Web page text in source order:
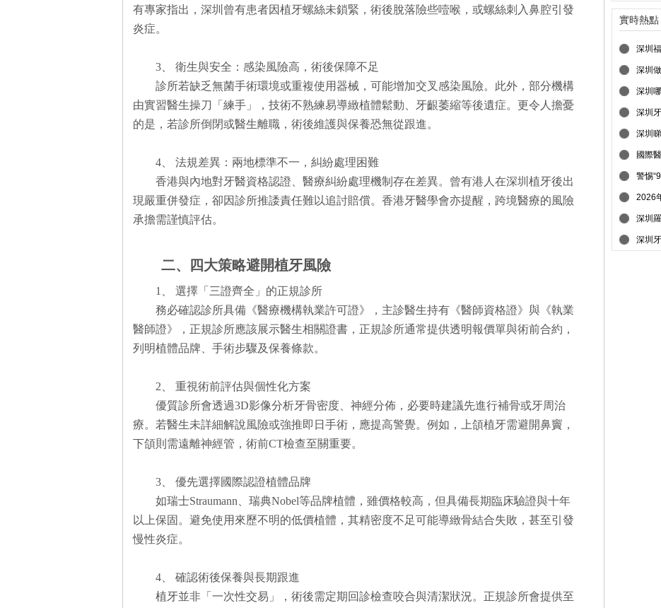
有專家指出，深圳曾有患者因植牙螺絲未鎖緊，術後脫落險些噎喉，或螺絲刺入鼻腔引發
炎症。
3、 衛生與安全：感染風險高，術後保障不足
診所若缺乏無菌手術環境或重複使用器械，可能增加交叉感染風險。此外，部分機構
由實習醫生操刀「練手」，技術不熟練易導緻植體鬆動、牙齦萎縮等後遺症。更令人擔憂
的是，若診所倒閉或醫生離職，術後維護與保養恐無從跟進。
4、 法規差異：兩地標準不一，糾紛處理困難
香港與內地對牙醫資格認證、醫療糾紛處理機制存在差異。曾有港人在深圳植牙後出
現嚴重併發症，卻因診所推諉責任難以追討賠償。香港牙醫學會亦提醒，跨境醫療的風險
承擔需謹慎評估。
二、四大策略避開植牙風險
1、 選擇「三證齊全」的正規診所
務必確認診所具備《醫療機構執業許可證》，主診醫生持有《醫師資格證》與《執業
醫師證》，正規診所應該展示醫生相關證書，正規診所通常提供透明報價單與術前合約，
列明植體品牌、手術步驟及保養條款。
2、 重視術前評估與個性化方案
優質診所會透過3D影像分析牙骨密度、神經分佈，必要時建議先進行補骨或牙周治
療。若醫生未詳細解說風險或強推即日手術，應提高警覺。例如，上頜植牙需避開鼻竇，
下頜則需遠離神經管，術前CT檢查至關重要。
3、 優先選擇國際認證植體品牌
如瑞士Straumann、瑞典Nobel等品牌植體，雖價格較高，但具備長期臨床驗證與十年
以上保固。避免使用來歷不明的低價植體，其精密度不足可能導緻骨結合失敗，甚至引發
慢性炎症。
4、 確認術後保養與長期跟進
植牙並非「一次性交易」，術後需定期回診檢查咬合與清潔狀況。正規診所會提供至
實時熱點
深圳
深圳
深圳
深圳
深圳
國際
警惕
2026
深圳
深圳